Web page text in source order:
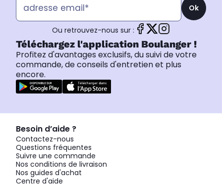
Ok
Ou retrouvez-nous sur :
Téléchargez l'application Boulanger !
Profitez d'avantages exclusifs, du suivi de votre
commande, de conseils d'entretien et plus
encore.
Besoin d’aide ?
Contactez-nous
Questions fréquentes
Suivre une commande
Nos conditions de livraison
Nos guides d'achat
Centre d'aide